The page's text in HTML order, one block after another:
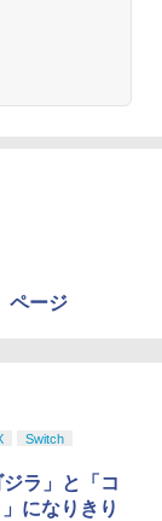
ページ
Switch
ラ」と「コ
になりきり